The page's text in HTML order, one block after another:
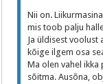
Nii on.
mis toob palju
Ja üldisest voolust
kõige ilgem osa
Ma olen vahel
sõitma. Ausõna,